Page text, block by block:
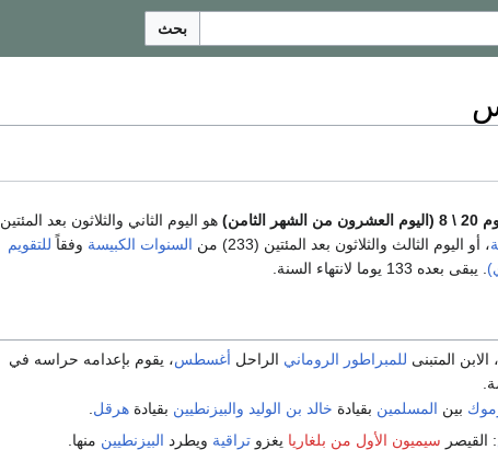
بحث
من الشهر الثامن)
هو اليوم الثاني والثلاثون بعد المئتين
، أو اليوم الثالث والثلاثون بعد المئتين (233) من السنوات الكبيسة وفقاً للتقويم
. يبقى بعده 133 يوما لانتهاء السنة.
، الابن المتبنى للمبراطور الروماني الراحل أغسطس، يقوم بإعدامه حراسه في
بين المسلمين بقيادة خالد بن الوليد والبيزنطيين بقيادةهرقل
: القيصر سيميون الأول من بلغاريا يغزوتراقية ويطرد البيزنطيين منها.